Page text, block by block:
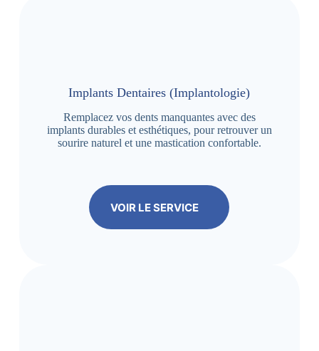
Implants Dentaires (Implantologie)
Remplacez vos dents manquantes avec des
implants durables et esthétiques, pour retrouver un
sourire naturel et une mastication confortable.
VOIR LE SERVICE